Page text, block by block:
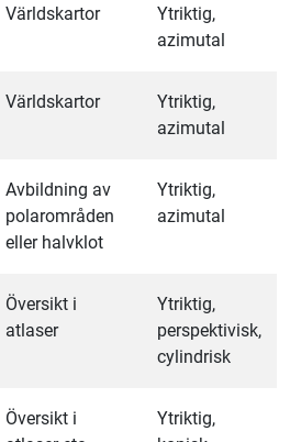
Världskartor
Ytriktig,
azimutal
Världskartor
Ytriktig,
azimutal
Avbildning av
polarområden
eller halvklot
Ytriktig,
azimutal
Översikt i
atlaser
Ytriktig,
perspektivisk,
cylindrisk
Översikt i
Ytriktig,